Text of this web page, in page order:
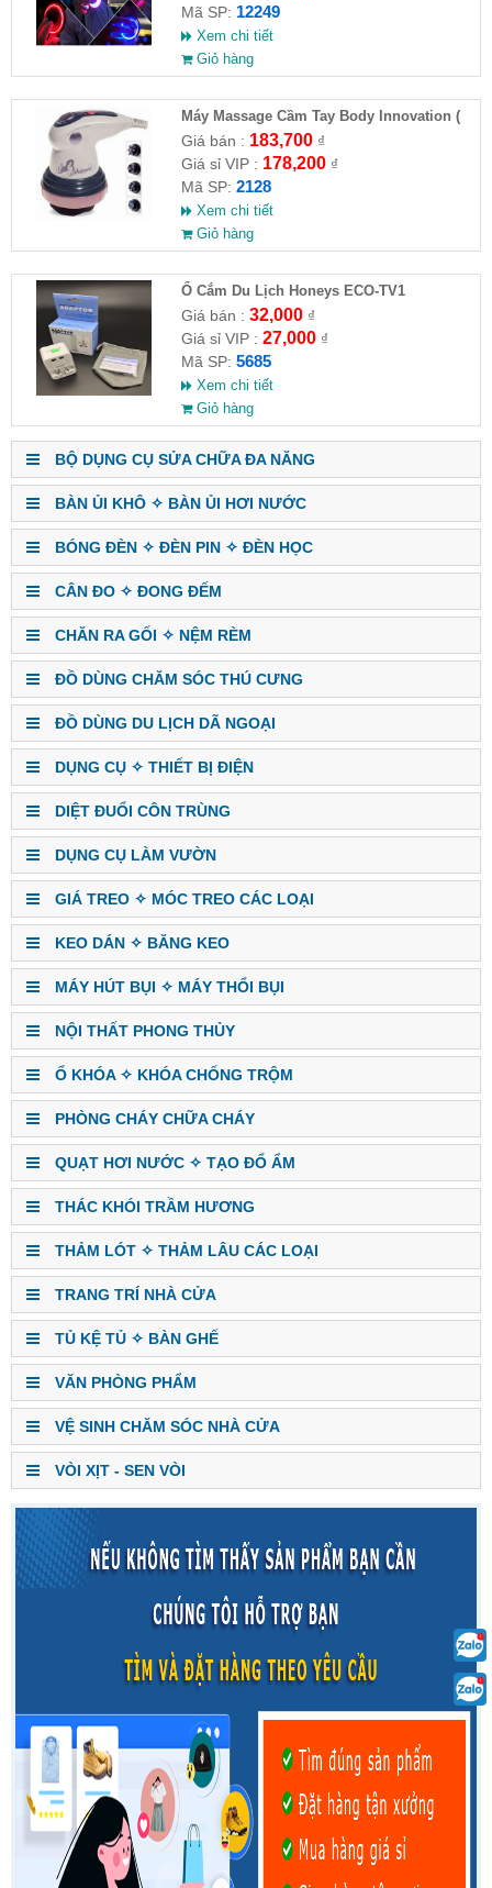
Mã SP: 12249
Xem chi tiết
Giỏ hàng
Máy Massage Cầm Tay Body Innovation (
HĐ )
Giá bán : 183,700₫
Giá sỉ VIP : 178,200₫
Mã SP: 2128
Xem chi tiết
Giỏ hàng
Ổ Cắm Du Lịch Honeys ECO-TV1
Giá bán : 32,000₫
Giá sỉ VIP : 27,000₫
Mã SP: 5685
Xem chi tiết
Giỏ hàng
BỘ DỤNG CỤ SỬA CHỮA ĐA NĂNG
BÀN ỦI KHÔ ✧ BÀN ỦI HƠI NƯỚC
BÓNG ĐÈN ✧ ĐÈN PIN ✧ ĐÈN HỌC
CÂN ĐO ✧ ĐONG ĐẾM
CHĂN RA GỐI ✧ NỆM RÈM
ĐỒ DÙNG CHĂM SÓC THÚ CƯNG
ĐỒ DÙNG DU LỊCH DÃ NGOẠI
DỤNG CỤ ✧ THIẾT BỊ ĐIỆN
DIỆT ĐUỔI CÔN TRÙNG
DỤNG CỤ LÀM VƯỜN
GIÁ TREO ✧ MÓC TREO CÁC LOẠI
KEO DÁN ✧ BĂNG KEO
MÁY HÚT BỤI ✧ MÁY THỔI BỤI
NỘI THẤT PHONG THỦY
Ổ KHÓA ✧ KHÓA CHỐNG TRỘM
PHÒNG CHÁY CHỮA CHÁY
QUẠT HƠI NƯỚC ✧ TẠO ĐỔ ẨM
THÁC KHÓI TRẦM HƯƠNG
THẢM LÓT ✧ THẢM LÂU CÁC LOẠI
TRANG TRÍ NHÀ CỬA
TỦ KỆ TỦ ✧ BÀN GHẾ
VĂN PHÒNG PHẨM
VỆ SINH CHĂM SÓC NHÀ CỬA
VÒI XỊT - SEN VÒI